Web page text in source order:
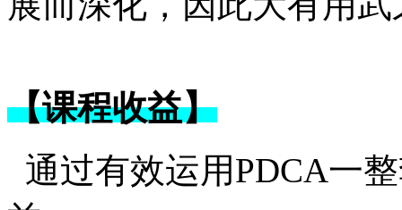
【课程收益】
通过有效运用PDCA一